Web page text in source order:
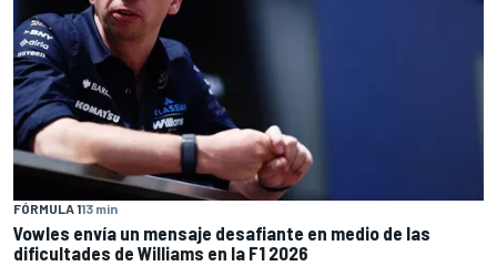
FÓRMULA 113 min
Vowles envía un mensaje desafiante en medio de las
dificultades de Williams en la F1 2026